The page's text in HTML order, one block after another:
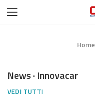
Home
News · Innovacar
VEDI TUTTI